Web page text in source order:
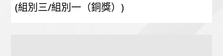
(組別三/組別一（銅獎）)